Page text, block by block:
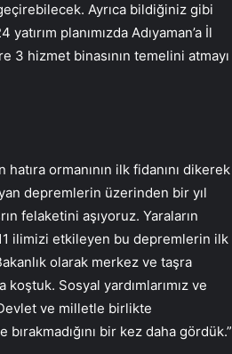
Ayrıca bildiğiniz gibi
planımızda Adıyaman’a İl
3 hizmet binasının temelini atmayı
ormanının ilk fidanını dikerek
depremlerin üzerinden bir yıl
felaketini aşıyoruz. Yaraların
ilimizi etkileyen bu depremlerin ilk
olarak merkez ve taşra
koştuk. Sosyal yardımlarımız ve
ve milletle birlikte
bir kez daha gördük.”